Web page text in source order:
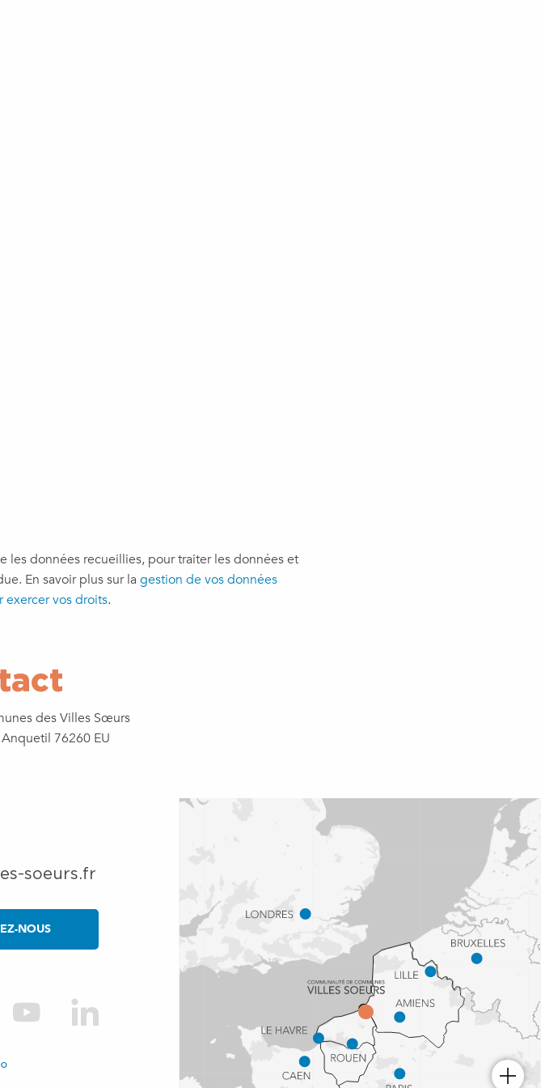
les données recueillies, pour traiter les données et
En savoir plus sur la gestion de vos données
exercer vos droits.
des Villes Sœurs
76260 EU
soeurs.fr
NOUS